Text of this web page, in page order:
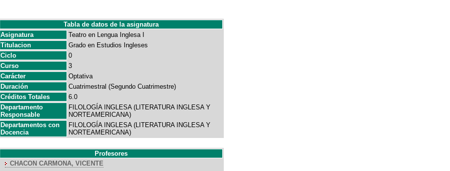
Tabla de datos de la asignatura
Asignatura
Teatro en Lengua Inglesa I
Titulacion
Grado en Estudios Ingleses
Ciclo
0
Curso
3
Carácter
Optativa
Duración
Cuatrimestral (Segundo Cuatrimestre)
Créditos Totales
6.0
Departamento
Responsable
FILOLOGÍA INGLESA (LITERATURA INGLESA Y
NORTEAMERICANA)
Departamentos con
Docencia
FILOLOGÍA INGLESA (LITERATURA INGLESA Y
NORTEAMERICANA)
Profesores
CHACON CARMONA, VICENTE